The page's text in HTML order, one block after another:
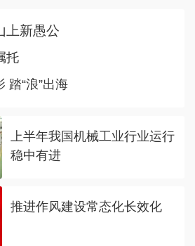
上新愚公
托
踏“浪”出海
上半年我国机械工业行业运行
稳中有进
推进作风建设常态化长效化